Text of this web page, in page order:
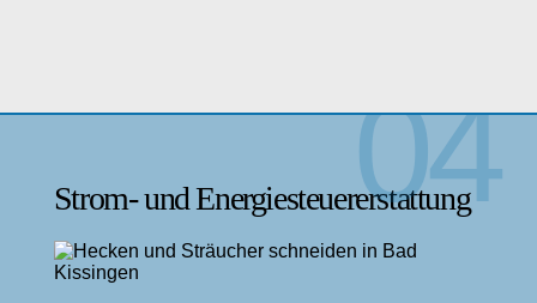
Strom- und Energiesteuererstattung